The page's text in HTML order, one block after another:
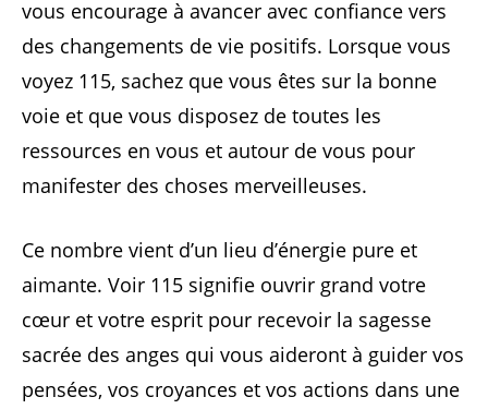
vous encourage à avancer avec confiance vers
des changements de vie positifs. Lorsque vous
voyez 115, sachez que vous êtes sur la bonne
voie et que vous disposez de toutes les
ressources en vous et autour de vous pour
manifester des choses merveilleuses.
Ce nombre vient d’un lieu d’énergie pure et
aimante. Voir 115 signifie ouvrir grand votre
cœur et votre esprit pour recevoir la sagesse
sacrée des anges qui vous aideront à guider vos
pensées, vos croyances et vos actions dans une